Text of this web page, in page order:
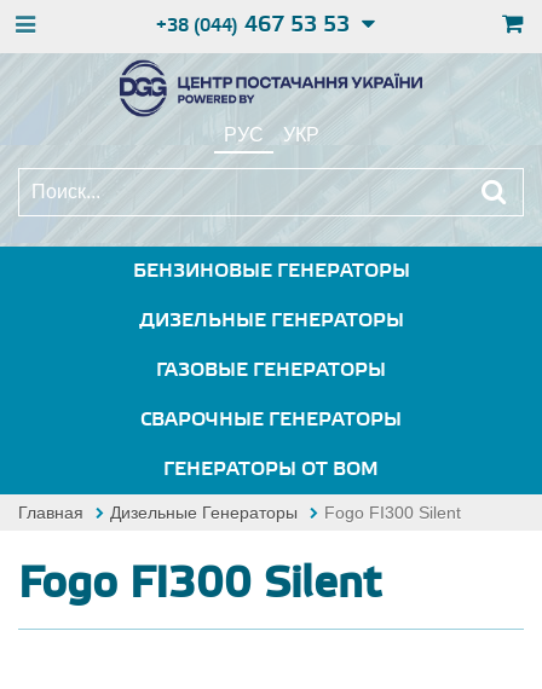
+38 (044) 467 53 53
РУС УКР
БЕНЗИНОВЫЕ ГЕНЕРАТОРЫ
ДИЗЕЛЬНЫЕ ГЕНЕРАТОРЫ
ГАЗОВЫЕ ГЕНЕРАТОРЫ
СВАРОЧНЫЕ ГЕНЕРАТОРЫ
ГЕНЕРАТОРЫ ОТ ВОМ
Главная Дизельные Генераторы Fogo FI300 Silent
Fogo FI300 Silent